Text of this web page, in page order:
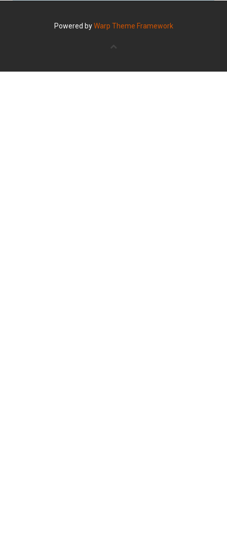
Powered byWarp Theme Framework